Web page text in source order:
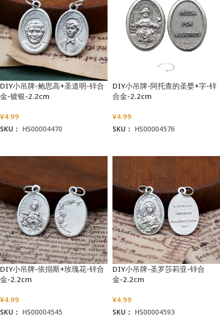
DIY小吊牌-鲍思高+圣道明-锌合
金-镀银-2.2cm
¥4.99
SKU： HS00004470
DIY小吊牌-阿托查的圣婴+字-锌
合金-2.2cm
¥4.99
SKU： HS00004576
DIY小吊牌-依搦斯+玫瑰花-锌合
金-2.2cm
¥4.99
SKU： HS00004545
DIY小吊牌-圣罗莎莉亚-锌合
金-2.2cm
¥4.99
SKU： HS00004593